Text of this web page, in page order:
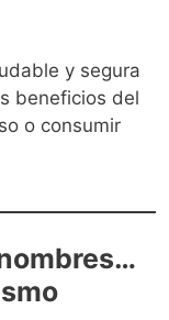
y segura
beneficios del
o consumir